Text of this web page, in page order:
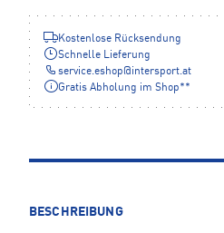
Kostenlose Rücksendung
Schnelle Lieferung
service.eshop@intersport.at
Gratis Abholung im Shop**
BESCHREIBUNG